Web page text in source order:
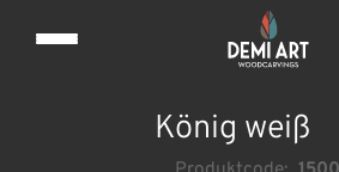
König weiß